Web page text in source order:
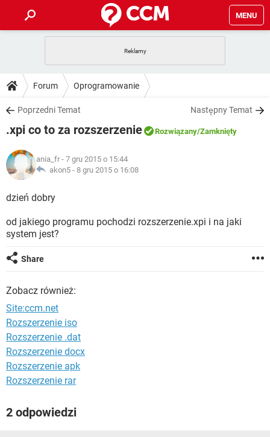
MENU
GRY WHATSAPP
SPOTIFY
INSTAGRAM FACEBOOK
WINDOWS 10
PORADY
PlayStation TIKTOK
INSTAGRAM
WINDOWS 10
DO POBRANIA
ANDROID TIKTOK
GRY
IOS
INSTAGRAM
FORUM
COVID-19
GRY
SPOTIFY
INSTAGRAM FACEBOOK
ARTYKUŁY
COVID-19
SPOTIFY
INSTAGRAM
Forum Oprogramowanie
Poprzedni Temat Następny Temat
.xpi co to za rozszerzenie Rozwiązany/Zamknięty
ania_fr - 7 gru 2015 o 15:44
akon5 - 8 gru 2015 o 16:08
dzień dobry
od jakiego programu pochodzi rozszerzenie.xpi i na jaki
system jest?
Share
Zobacz również:
Site:ccm.net
Rozszerzenie iso
Rozszerzenie .dat
Rozszerzenie docx
Rozszerzenie apk
Rozszerzenie rar
2 odpowiedzi